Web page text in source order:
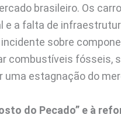
brasileiro. Os
e a falta de
sobre
combustíveis fósseis,
uma estagnação do
do Pecado” e à